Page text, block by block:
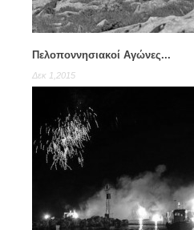
Πελοποννησιακοί Αγώνες...
Δεκ 1,2015